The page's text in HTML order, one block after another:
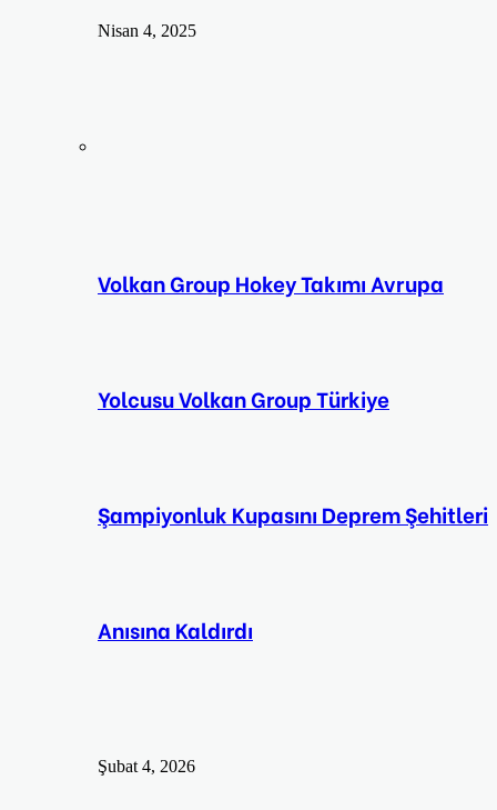
Nisan 4, 2025
Volkan Group Hokey Takımı Avrupa
Yolcusu Volkan Group Türkiye
Şampiyonluk Kupasını Deprem Şehitleri
Anısına Kaldırdı
Şubat 4, 2026